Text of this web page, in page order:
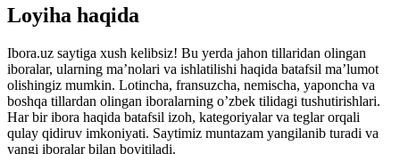
Loyiha haqida
Ibora.uz saytiga xush kelibsiz! Bu yerda jahon tillaridan olingan
iboralar, ularning maʼnolari va ishlatilishi haqida batafsil maʼlumot
olishingiz mumkin. Lotincha, fransuzcha, nemischa, yaponcha va
boshqa tillardan olingan iboralarning oʼzbek tilidagi tushutirishlari.
Har bir ibora haqida batafsil izoh, kategoriyalar va teglar orqali
qulay qidiruv imkoniyati. Saytimiz muntazam yangilanib turadi va
yangi iboralar bilan boyitiladi.